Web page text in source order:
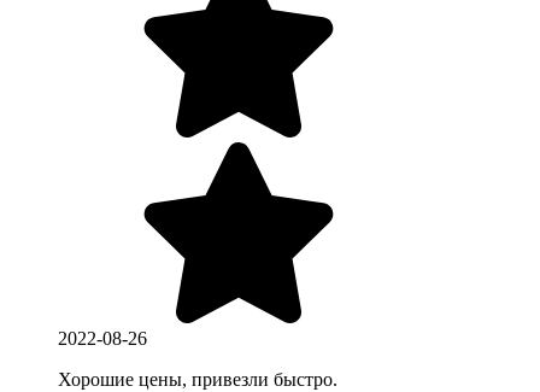
2022-08-26
Хорошие цены, привезли быстро.